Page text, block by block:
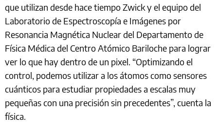
que utilizan desde hace tiempo Zwick y el equipo del
Laboratorio de Espectroscopía e Imágenes por
Resonancia Magnética Nuclear del Departamento de
Física Médica del Centro Atómico Bariloche para lograr
ver lo que hay dentro de un pixel. “Optimizando el
control, podemos utilizar a los átomos como sensores
cuánticos para estudiar propiedades a escalas muy
pequeñas con una precisión sin precedentes”, cuenta la
física.